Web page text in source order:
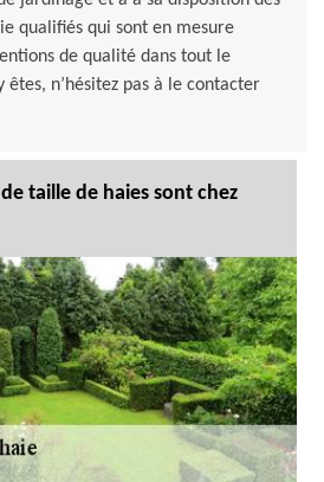
qualifiés qui sont en mesure
de qualité dans tout le
êtes, n’hésitez pas à le contacter
taille de haies sont chez